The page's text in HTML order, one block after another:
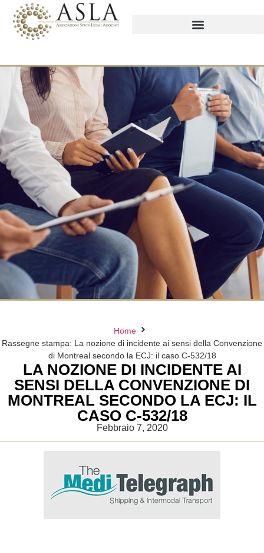
Home
Rassegne stampa: La nozione di incidente ai sensi della Convenzione
di Montreal secondo la ECJ: il caso C-532/18
LA NOZIONE DI INCIDENTE AI
SENSI DELLA CONVENZIONE DI
MONTREAL SECONDO LA ECJ: IL
CASO C-532/18
Febbraio 7, 2020